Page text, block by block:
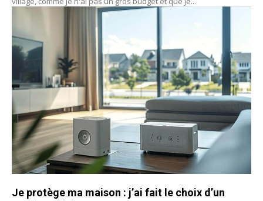
Je protège ma maison : j’ai fait le choix d’un